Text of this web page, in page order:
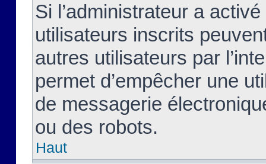
Si l’administrateur a
utilisateurs inscrits
autres utilisateurs par
permet d’empêcher une
de messagerie
ou des robots.
Haut